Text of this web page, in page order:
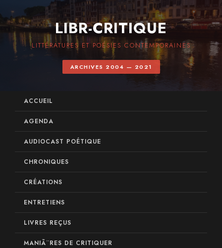
LIBR-CRITIQUE
LITTÉRATURES ET POÉSIES CONTEMPORAINES
ARCHIVES 2004 — 2021
ACCUEIL
AGENDA
AUDIOCAST POÉTIQUE
CHRONIQUES
CRÉATIONS
ENTRETIENS
LIVRES REÇUS
MANIÃ¨RES DE CRITIQUER